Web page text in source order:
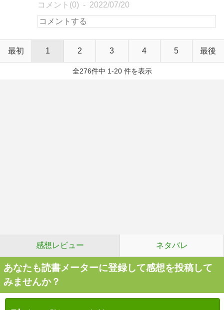
コメント(0) 2022/07/20
最初 1 2 3 4 5 最後
全276件中 1-20 件を表示
感想レビュー ネタバレ
あなたも読書メーターに登録して感想を投稿して
みませんか？